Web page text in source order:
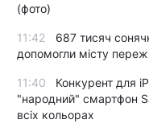
(фото)
11:42
687 тисяч
допомогли місту
11:40
Конкурент для
"народний" смартфон
всіх кольорах